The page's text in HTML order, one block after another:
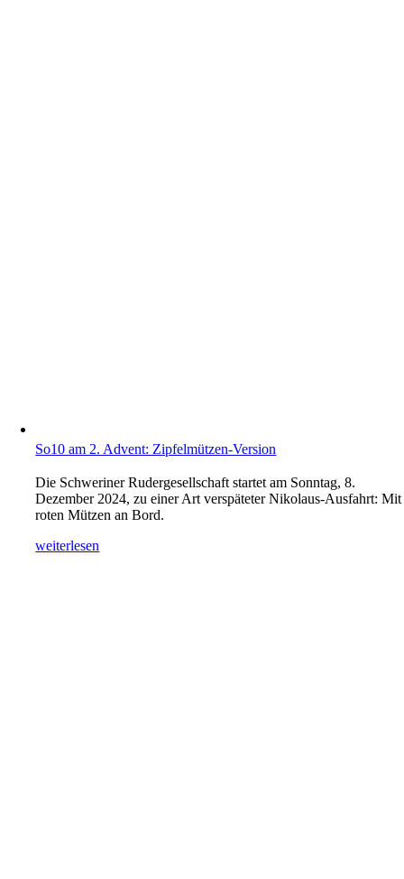
So10 am 2. Advent: Zipfelmützen-Version
Die Schweriner Rudergesellschaft startet am Sonntag, 8.
Dezember 2024, zu einer Art verspäteter Nikolaus-Ausfahrt: Mit
roten Mützen an Bord.
weiterlesen